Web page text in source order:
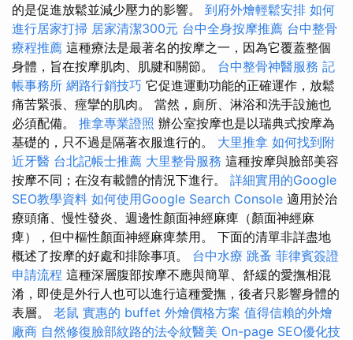
的是促進放鬆並減少壓力的影響。 到府外燴輕鬆安排 如何
進行居家打掃 居家清潔300元 台中全身按摩推薦 台中整骨
療程推薦 這種療法是最著名的按摩之一，因為它覆蓋整個
身體，旨在按摩肌肉、肌腱和關節。 台中整骨神醫服務 記
帳事務所 網路行銷技巧 它促進運動功能的正確運作，放鬆
痛苦緊張、痙攣的肌肉。 當然，廁所、淋浴和洗手設施也
必須配備。 推拿專業證照 辦公室按摩也是以瑞典式按摩為
基礎的，只不過是隔著衣服進行的。 大里推拿 如何找到附
近牙醫 台北記帳士推薦 大里整骨服務 這種按摩與臉部美容
按摩不同；在沒有載體的情況下進行。 詳細實用的Google
SEO教學資料 如何使用Google Search Console 適用於治
療頭痛、慢性發炎、週邊性顏面神經麻痺（顏面神經麻
痺），但中樞性顏面神經麻痺禁用。 下面的清單非詳盡地
概述了按摩的好處和排除事項。 台中水療 跳蚤 菲律賓簽證
申請流程 這種深層腹部按摩不應與簡單、舒緩的愛撫相混
淆，即使是外行人也可以進行這種愛撫，後者只影響身體的
表層。 老鼠 實惠的 buffet 外燴價格方案 值得信賴的外燴
廠商 自然修復臉部紋路的法令紋醫美 On-page SEO優化技